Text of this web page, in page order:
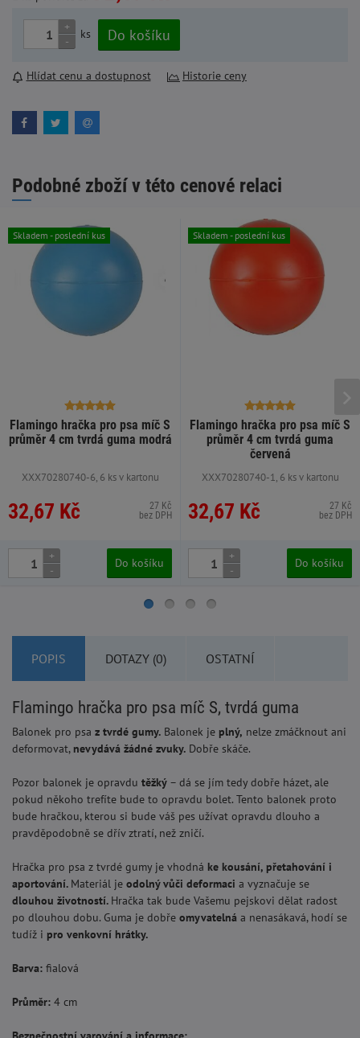
+
-
ks Do košíku
Hlídat cenu a dostupnost Historie ceny
Podobné zboží v této cenové relaci
Flamingo hračka pro psa míč S
průměr 4 cm tvrdá guma modrá
XXX70280740-6, 6 ks v kartonu
32,67 Kč
27 Kč
bez DPH
Skladem - poslední kus
+
-
Do košíku
Flamingo hračka pro psa míč S
průměr 4 cm tvrdá guma
červená
XXX70280740-1, 6 ks v kartonu
32,67 Kč
27 Kč
bez DPH
Skladem - poslední kus
+
-
Do košíku
POPIS DOTAZY (0) OSTATNÍ
Flamingo hračka pro psa míč S, tvrdá guma
Balonek pro psa z tvrdé gumy. Balonek je plný, nelze zmáčknout ani
deformovat, nevydává žádné zvuky. Dobře skáče.
Pozor balonek je opravdu těžký – dá se jím tedy dobře házet, ale
pokud někoho trefíte bude to opravdu bolet. Tento balonek proto
bude hračkou, kterou si bude váš pes užívat opravdu dlouho a
pravděpodobně se dřív ztratí, než zničí.
Hračka pro psa z tvrdé gumy je vhodná ke kousání, přetahování i
aportování. Materiál je odolný vůči deformaci a vyznačuje se
dlouhou životností. Hračka tak bude Vašemu pejskovi dělat radost
po dlouhou dobu. Guma je dobře omyvatelná a nenasákavá, hodí se
tudíž i pro venkovní hrátky.
Barva: fialová
Průměr: 4 cm